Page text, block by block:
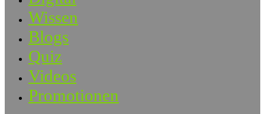
Wissen
Blogs
Quiz
Videos
Promotionen